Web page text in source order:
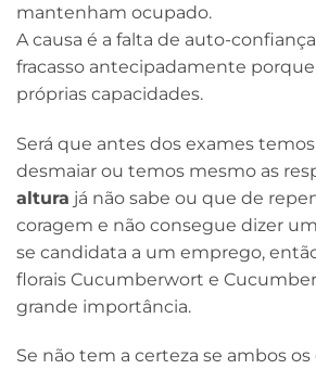
mantenham ocupado.
A causa é a falta de auto-
fracasso antecipadamente
próprias capacidades.
Será que antes dos exames
desmaiar ou temos mesmo as
altura já não sabe ou que de
coragem e não consegue dizer
se candidata a um emprego,
florais Cucumberwort e
grande importância.
Se não tem a certeza se ambos